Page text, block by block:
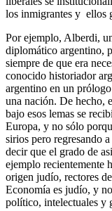
los inmigrantes y ellos
Por ejemplo, Alberdi,
diplomático argentino,
siempre de que era
conocido historiador
argentino en un
una nación. De hecho,
bajo esos lemas se
Europa, y no sólo
sirios pero regresando
decir que el grado de
ejemplo recientemente
origen judío, rectores
Economía es judío, y
político, intelectuales y